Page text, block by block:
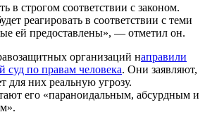
в строгом соответствии с законом.
реагировать в соответствии с теми
ей предоставлены», — отметил он.
организаций направили
суд по правам человека. Они заявляют,
для них реальную угрозу.
его «параноидальным, абсурдным и